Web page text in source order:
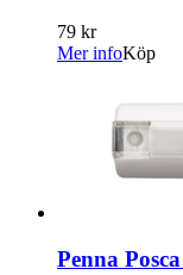
79 kr
Mer infoKöp
Penna